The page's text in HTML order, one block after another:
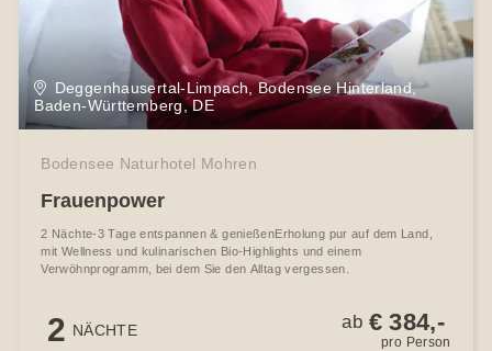
Deggenhausertal-Limpach, Bodensee Hinterland,
Baden-Württemberg, DE
Bodensee Naturhotel Mohren
Frauenpower
2 Nächte-3 Tage entspannen & genießenErholung pur auf dem Land,
mit Wellness und kulinarischen Bio-Highlights und einem
Verwöhnprogramm, bei dem Sie den Alltag vergessen.
2 NÄCHTE ab € 384,-
pro Person